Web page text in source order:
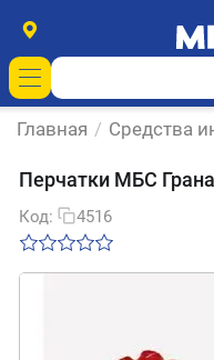
Главная / Средства
Перчатки МБС
Код: 4516